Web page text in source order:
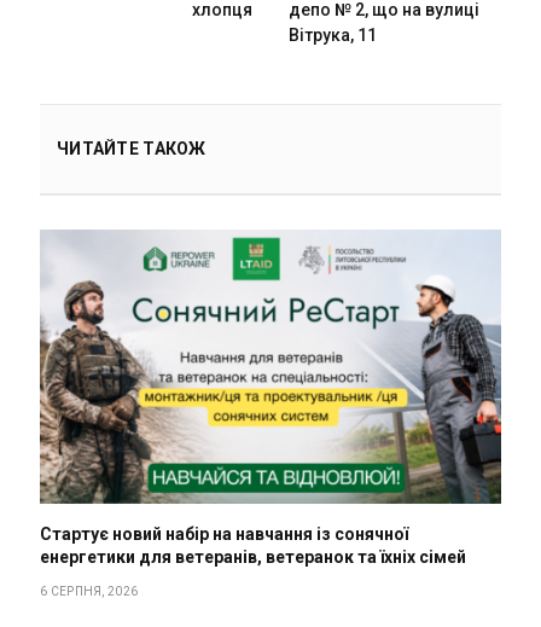
хлопця
депо № 2, що на вулиці
Вітрука, 11
ЧИТАЙТЕ ТАКОЖ
Стартує новий набір на навчання із сонячної
енергетики для ветеранів, ветеранок та їхніх сімей
6 СЕРПНЯ, 2026